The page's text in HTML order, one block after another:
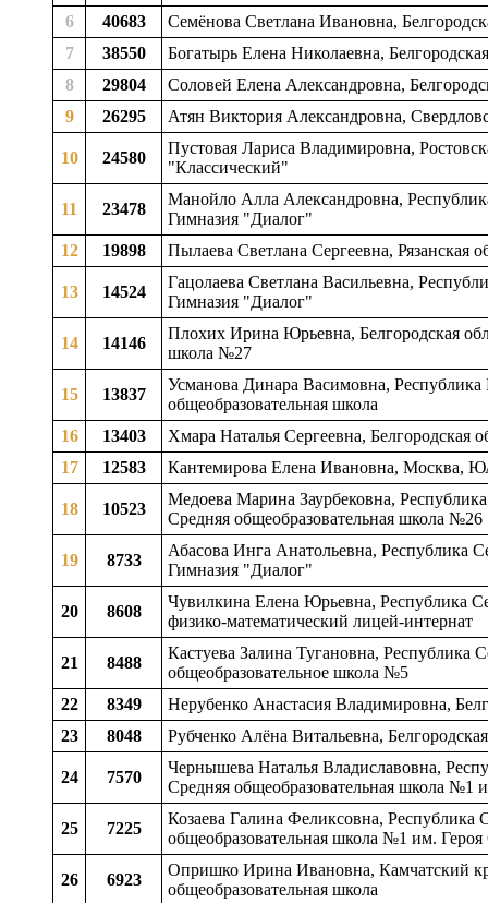
6
40683
Семёнова Светлана Ивановна,
7
38550
Богатырь Елена Николаевна,
8
29804
Соловей Елена Александровна,
9
26295 Атян Виктория Александровна,
10 24580
Пустовая Лариса Владимировна,
"Классический"
11 23478
Манойло Алла Александровна,
Гимназия "Диалог"
12
19898 Пылаева Светлана Сергеевна,
13 14524
Гацолаева Светлана Васильевна,
Гимназия "Диалог"
14 14146
Плохих Ирина Юрьевна, Белгородская
школа №27
15 13837
Усманова Динара Васимовна,
общеобразовательная школа
16
13403
Хмара Наталья Сергеевна, Белгородская
17
12583 Кантемирова Елена Ивановна,
18 10523
Медоева Марина Заурбековна,
Средняя общеобразовательная школа №26
19 8733
Абасова Инга Анатольевна, Республика
Гимназия "Диалог"
20 8608
Чувилкина Елена Юрьевна, Республика
физико-математический лицей-интернат
21 8488
Кастуева Залина Тугановна,
общеобразовательное школа №5
22
8349
Нерубенко Анастасия Владимировна,
23
8048 Рубченко Алёна Витальевна,
24 7570
Чернышева Наталья Владиславовна,
Средняя общеобразовательная школа
25 7225
Козаева Галина Феликсовна, Республика
общеобразовательная школа №1 им.
26 6923
Опришко Ирина Ивановна, Камчатский
общеобразовательная школа